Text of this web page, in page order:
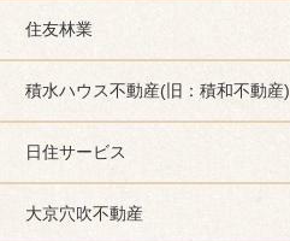
住友林業
積水ハウス不動産(旧：積和不動産)
日住サービス
大京穴吹不動産